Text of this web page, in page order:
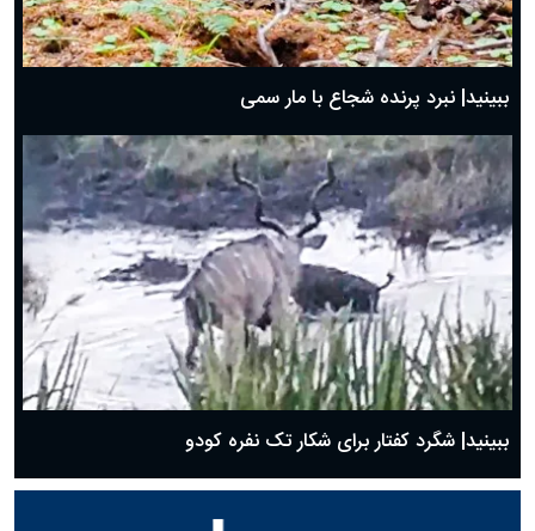
ببینید| نبرد پرنده شجاع با مار سمی
ببینید| شگرد کفتار برای شکار تک نفره کودو